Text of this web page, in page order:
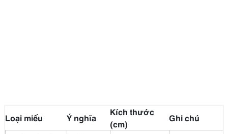
Loại miếu Ý nghĩa
Kích thước
(cm)
Ghi chú